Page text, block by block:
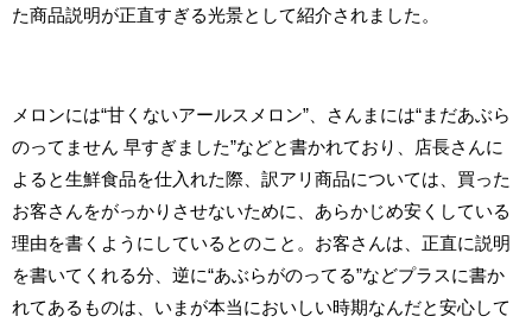
た商品説明が正直すぎる光景として紹介されました。
メロンには“甘くないアールスメロン”、さんまには“まだあぶら
のってません 早すぎました”などと書かれており、店長さんに
よると生鮮食品を仕入れた際、訳アリ商品については、買った
お客さんをがっかりさせないために、あらかじめ安くしている
理由を書くようにしているとのこと。お客さんは、正直に説明
を書いてくれる分、逆に“あぶらがのってる”などプラスに書か
れてあるものは、いまが本当においしい時期なんだと安心して